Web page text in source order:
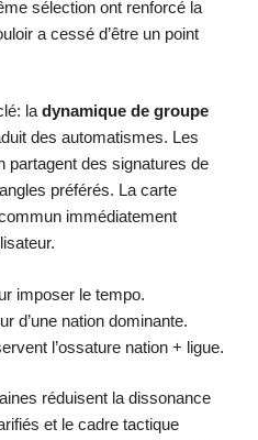
sélection ont renforcé la
a cessé d’être un point
la dynamique de groupe
des automatismes. Les
partagent des signatures de
préférés. La carte
immédiatement
imposer le tempo.
d’une nation dominante.
l’ossature nation + ligue.
réduisent la dissonance
et le cadre tactique